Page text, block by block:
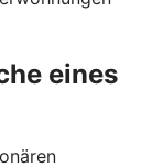
eines